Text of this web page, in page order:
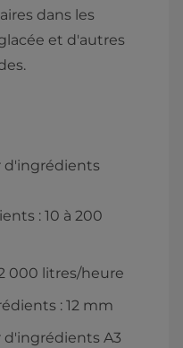
dans les
et d'autres
d'ingrédients
: 10 à 200
000 litres/heure
: 12 mm
d'ingrédients A3